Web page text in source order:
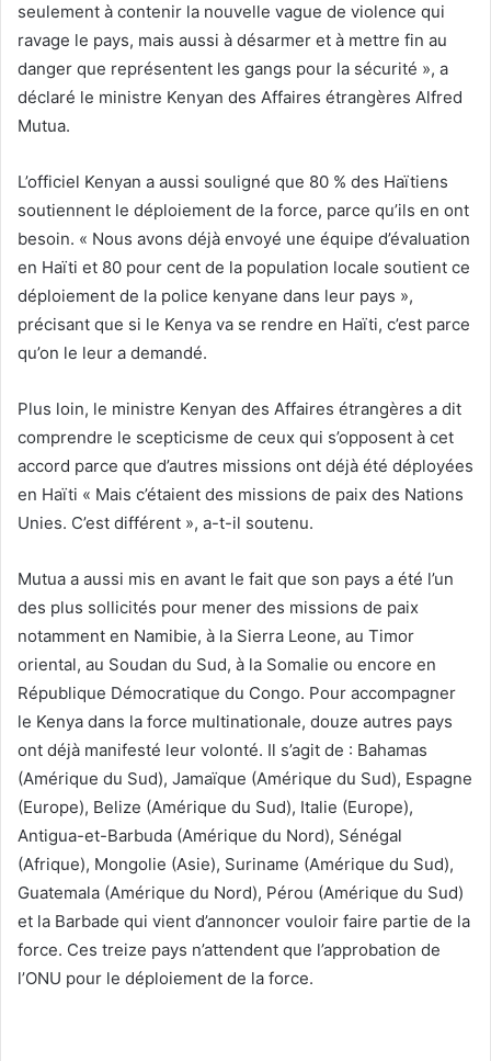
seulement à contenir la nouvelle vague de violence qui
ravage le pays, mais aussi à désarmer et à mettre fin au
danger que représentent les gangs pour la sécurité », a
déclaré le ministre Kenyan des Affaires étrangères Alfred
Mutua.
L’officiel Kenyan a aussi souligné que 80 % des Haïtiens
soutiennent le déploiement de la force, parce qu’ils en ont
besoin. « Nous avons déjà envoyé une équipe d’évaluation
en Haïti et 80 pour cent de la population locale soutient ce
déploiement de la police kenyane dans leur pays »,
précisant que si le Kenya va se rendre en Haïti, c’est parce
qu’on le leur a demandé.
Plus loin, le ministre Kenyan des Affaires étrangères a dit
comprendre le scepticisme de ceux qui s’opposent à cet
accord parce que d’autres missions ont déjà été déployées
en Haïti « Mais c’étaient des missions de paix des Nations
Unies. C’est différent », a-t-il soutenu.
Mutua a aussi mis en avant le fait que son pays a été l’un
des plus sollicités pour mener des missions de paix
notamment en Namibie, à la Sierra Leone, au Timor
oriental, au Soudan du Sud, à la Somalie ou encore en
République Démocratique du Congo. Pour accompagner
le Kenya dans la force multinationale, douze autres pays
ont déjà manifesté leur volonté. Il s’agit de : Bahamas
(Amérique du Sud), Jamaïque (Amérique du Sud), Espagne
(Europe), Belize (Amérique du Sud), Italie (Europe),
Antigua-et-Barbuda (Amérique du Nord), Sénégal
(Afrique), Mongolie (Asie), Suriname (Amérique du Sud),
Guatemala (Amérique du Nord), Pérou (Amérique du Sud)
et la Barbade qui vient d’annoncer vouloir faire partie de la
force. Ces treize pays n’attendent que l’approbation de
l’ONU pour le déploiement de la force.